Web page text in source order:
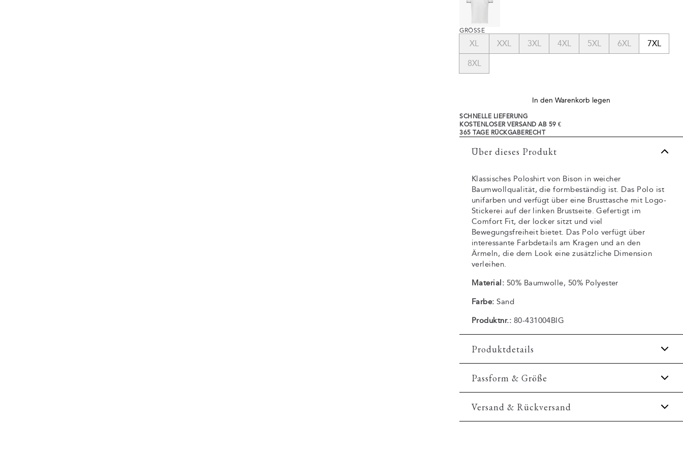
GRÖSSE
XL XXL 3XL 4XL 5XL 6XL 7XL
8XL
In den Warenkorb legen
SCHNELLE LIEFERUNG
KOSTENLOSER VERSAND AB 59 €
365 TAGE RÜCKGABERECHT
Über dieses Produkt
Klassisches Poloshirt von Bison in weicher
Baumwollqualität, die formbeständig ist. Das Polo ist
unifarben und verfügt über eine Brusttasche mit Logo-
Stickerei auf der linken Brustseite. Gefertigt im
Comfort Fit, der locker sitzt und viel
Bewegungsfreiheit bietet. Das Polo verfügt über
interessante Farbdetails am Kragen und an den
Ärmeln, die dem Look eine zusätzliche Dimension
verleihen.
Material: 50% Baumwolle, 50% Polyester
Farbe: Sand
Produktnr.: 80-431004BIG
Produktdetails
Normaler Kragen.
Gesticktes Logo auf der linken Seite der Brust.
Aufnäher mit Logo unten links.
Hergestellt aus einer angenehmen
Passform & Größe
Fit:Comfort fit
Etwas lockerere Passform, mit Bewegungsfreiheit
Versand & Rückversand